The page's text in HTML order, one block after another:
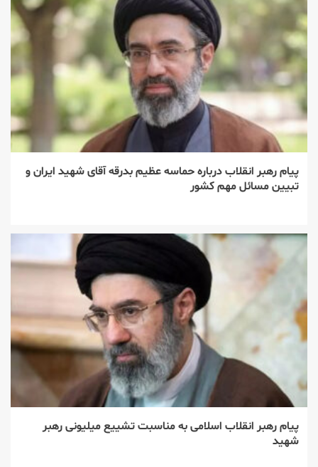
پیام رهبر انقلاب درباره حماسه عظیم بدرقه آقای شهید ایران و
تبیین مسائل مهم کشور
پیام رهبر انقلاب اسلامی به مناسبت تشییع میلیونی رهبر
شهید